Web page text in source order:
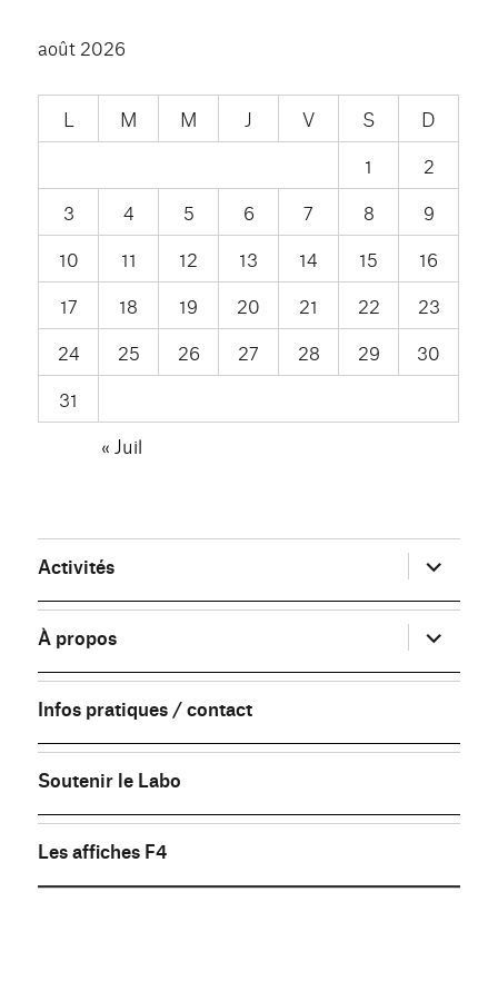
août 2026
L M M J V S
D
1
2
3
4 5 6 7 8
9
10
11 12 13 14 15
16
17
18 19 20 21 22
23
24
25 26 27 28 29
30
31
« Juil
Activités ouvrir
le
sous-
menu
À propos
ouvrir
le
sous-
menu
Infos pratiques / contact
Soutenir le Labo
Les affiches F4